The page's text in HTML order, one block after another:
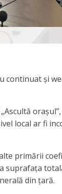
continuat și
local ar fi
primării
suprafața
din țară.